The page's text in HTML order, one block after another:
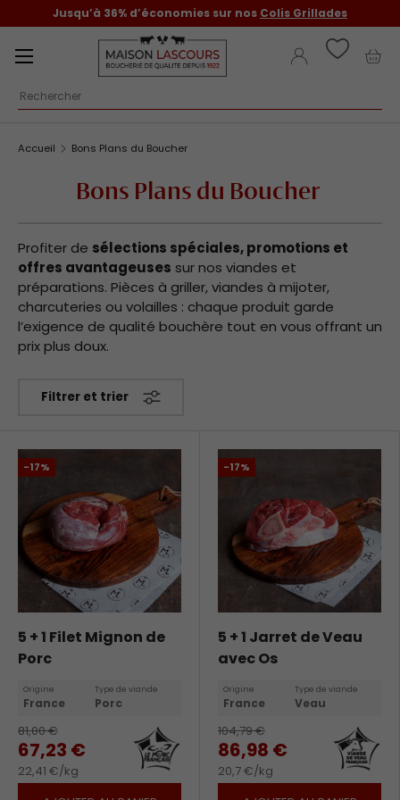
Aller au contenu
Jusqu’à 36% d’économies sur nos Colis Grillades
Recherche
Se connecter
Menu
Accueil Bons Plans du Boucher
Bons Plans du Boucher
Profiter de sélections spéciales, promotions et
offres avantageuses sur nos viandes et
préparations. Pièces à griller, viandes à mijoter,
charcuteries ou volailles : chaque produit garde
l’exigence de qualité bouchère tout en vous offrant un
prix plus doux.
Filtrer et trier
-17%
5 + 1 Filet Mignon de
Porc
Origine
France
Type de viande
Porc
67,23 €
81,00 €
22,41 €/kg
-17%
5 + 1 Jarret de Veau
avec Os
Origine
France
Type de viande
Veau
86,98 €
104,79 €
20,7 €/kg